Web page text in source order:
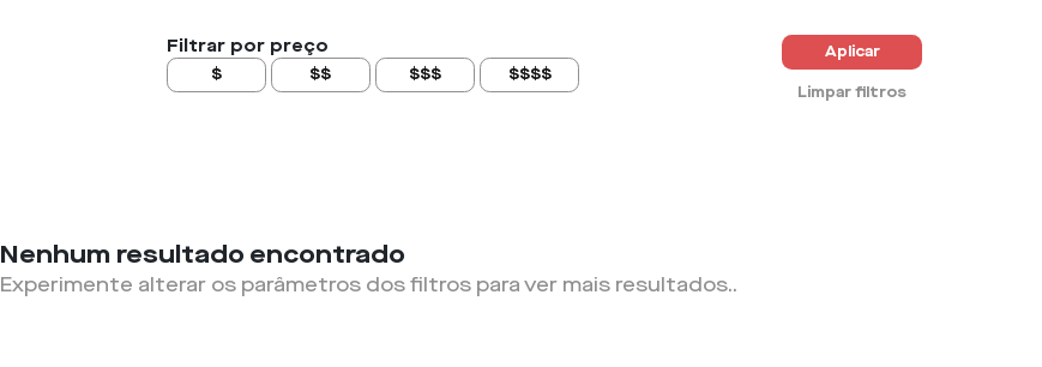
Filtrar por preço
$ $$ $$$ $$$$
Aplicar
Limpar filtros
Nenhum resultado encontrado
Experimente alterar os parâmetros dos filtros para ver mais resultados..